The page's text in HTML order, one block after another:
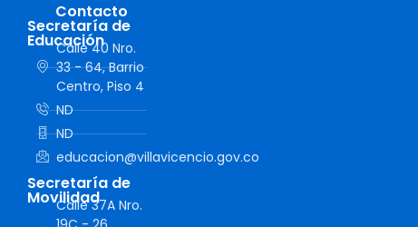
Contacto
Secretaría de
Educación
Calle 40 Nro.
33 - 64, Barrio
Centro, Piso 4
ND
ND
educacion@villavicencio.gov.co
Secretaría de
Movilidad
Calle 37A Nro.